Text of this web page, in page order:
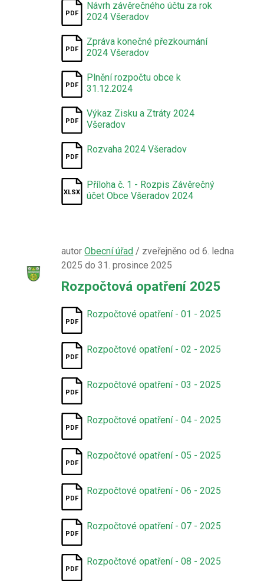
Návrh závěrečného účtu za rok
2024 Všeradov
Zpráva konečné přezkoumání
2024 Všeradov
Plnění rozpočtu obce k
31.12.2024
Výkaz Zisku a Ztráty 2024
Všeradov
Rozvaha 2024 Všeradov
Příloha č. 1 - Rozpis Závěrečný
účet Obce Všeradov 2024
autorObecní úřad / zveřejněno od 6. ledna
2025 do 31. prosince 2025
Rozpočtová opatření 2025
Rozpočtové opatření - 01 - 2025
Rozpočtové opatření - 02 - 2025
Rozpočtové opatření - 03 - 2025
Rozpočtové opatření - 04 - 2025
Rozpočtové opatření - 05 - 2025
Rozpočtové opatření - 06 - 2025
Rozpočtové opatření - 07 - 2025
Rozpočtové opatření - 08 - 2025